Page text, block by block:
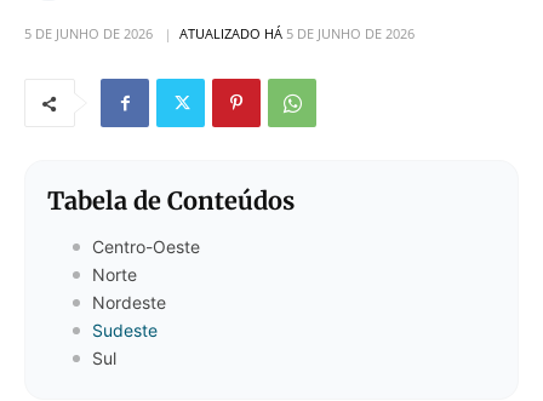
5 DE JUNHO DE 2026 ATUALIZADO HÁ 5 DE JUNHO DE 2026
Tabela de Conteúdos
Centro-Oeste
Norte
Nordeste
Sudeste
Sul